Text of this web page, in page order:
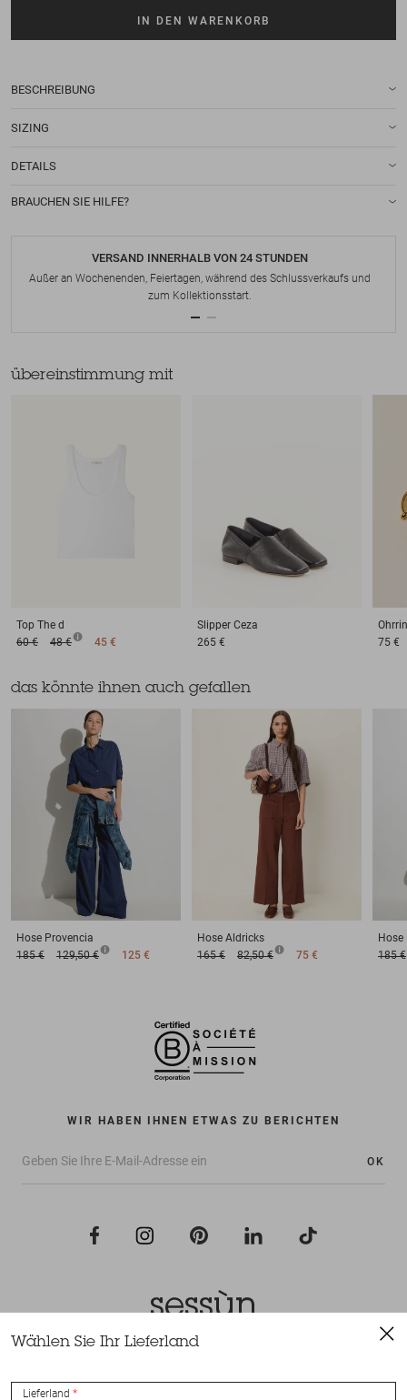
IN DEN WARENKORB
BESCHREIBUNG
SIZING
DETAILS
BRAUCHEN SIE HILFE?
VERSAND INNERHALB VON 24 STUNDEN
Außer an Wochenenden, Feiertagen, während des Schlussverkaufs und
zum Kollektionsstart.
übereinstimmung mit
Top The d
60 €
48 € 45 €
Slipper Ceza
265 €
75 €
das könnte ihnen auch gefallen
Hose Provencia
185 €
129,50 € 125 €
Hose Aldricks
165 €
82,50 € 75 €
Hose
185 €
WIR HABEN IHNEN ETWAS ZU BERICHTEN
OK
Wählen Sie Ihr Lieferland
Lieferland